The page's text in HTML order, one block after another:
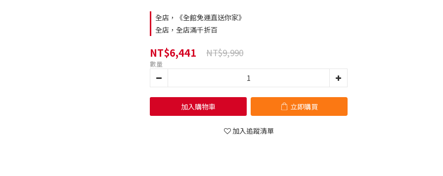
全店，《全館免運直送你家》
全店，全店滿千折百
NT$6,441 NT$9,990
數量
加入購物車 立即購買
加入追蹤清單